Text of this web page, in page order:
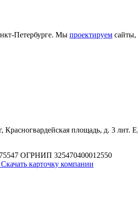
Петербурге. Мы проектируем сайты,
Красногвардейская площадь, д. 3 лит.
ОГРНИП 325470400012550
Скачать карточку компании